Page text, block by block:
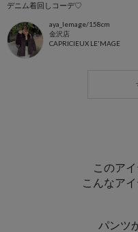
デニム着回しコーデ♡
aya_lemage/158cm
金沢店
CAPRICIEUX LE'MAGE
このア
こんなア
パンツ